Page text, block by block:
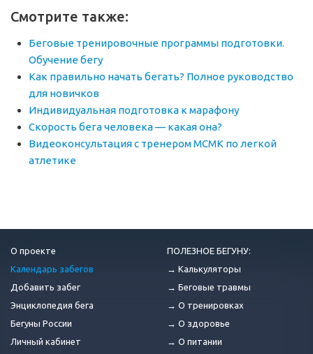
Смотрите также:
Беговые тренировочные программы подготовки.
Обучение бегу
Как правильно начать бегать? Полное руководство
для новичков
Индивидуальная подготовка к марафону
Скорость бега человека — какая она?
Видеоконсультация с тренером МСМК по легкой
атлетике
О проекте
Календарь забегов
Добавить забег
Энциклопедия бега
Бегуны России
Личный кабинет
ПОЛЕЗНОЕ БЕГУНУ:
→ Калькуляторы
→ Беговые травмы
→ О тренировках
→ О здоровье
→ О питании